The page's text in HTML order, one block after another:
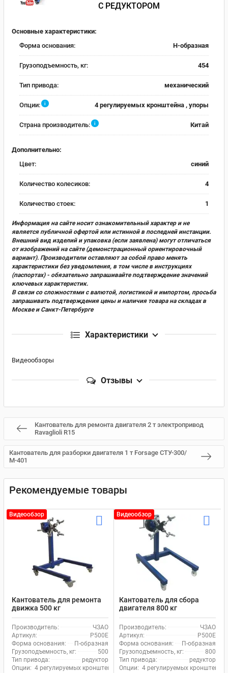
С РЕДУКТОРОМ
Основные характеристики:
Форма основания:
Н-образная
Грузоподъемность, кг: 454
Тип привода: механический
Опции: i 4 регулируемых кронштейна , упоры
Страна производитель: i Китай
Дополнительно:
Цвет:
синий
Количество колесиков: 4
Количество стоек: 1
Информация на сайте носит ознакомительный характер и не
является публичной офертой или истинной в последней инстанции.
Внешний вид изделий и упаковка (если заявлена) могут отличаться
от изображений на сайте (демонстрационный ориентировочный
вариант). Производители оставляют за собой право менять
характеристики без уведомления, в том числе в инструкциях
(паспортах) - обязательно запрашивайте подтверждение значений
ключевых характеристик.
В связи со сложностями с валютой, логистикой и импортом, просьба
запрашивать подтверждения цены и наличия товара на складах в
Москве и Санкт-Петербурге
Характеристики
Видеообзоры
Отзывы
Кантователь для ремонта двигателя 2 т электропривод
Ravaglioli R15
Кантователь для разборки двигателя 1 т Forsage СТУ-300/
М-401
Рекомендуемые товары
Видеообзор
Кантователь для ремонта
движка 500 кг
механический ЧЗАО Р500Е
с червячным редуктором
Производитель:
ЧЗАО
Артикул:
Р500Е
Форма основания:
П-образная
Грузоподъемность, кг:
500
Тип привода:
редуктор
Опции: 4 регулируемых кронштейна, Стопора на колесах
Видеообзор
Кантователь для сбора
двигателя 800 кг
механический ЧЗАО Р500Е
с червячным редуктором
Производитель:
ЧЗАО
Артикул:
Р500Е
Форма основания:
П-образная
Грузоподъемность, кг:
800
Тип привода:
редуктор
Опции: 4 регулируемых